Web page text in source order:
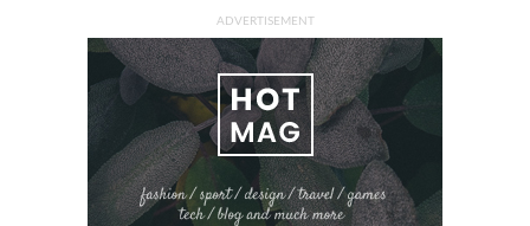
ADVERTISEMENT